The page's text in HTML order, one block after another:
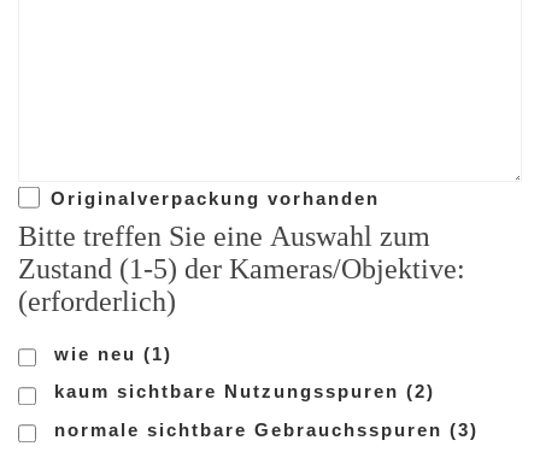
Originalverpackung vorhanden
Bitte treffen Sie eine Auswahl zum
Zustand (1-5) der Kameras/Objektive:
(erforderlich)
wie neu (1)
kaum sichtbare Nutzungsspuren (2)
normale sichtbare Gebrauchsspuren (3)